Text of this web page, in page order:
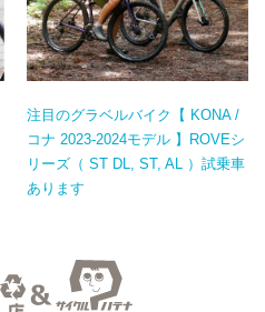
注目のグラベルバイク【 KONA /
コナ 2023-2024モデル 】ROVEシ
リーズ（ ST DL, ST, AL ）試乗車
あります